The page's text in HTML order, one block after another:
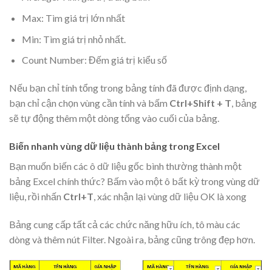
Max: Tìm giá trị lớn nhất
Min: Tìm giá trị nhỏ nhất.
Count Number: Đếm giá trị kiểu số
Nếu bạn chỉ tính tổng trong bảng tính đã được định dạng,
bạn chỉ cận chọn vùng cần tính và bấm Ctrl+Shift + T, bảng
sẽ tự động thêm một dòng tổng vào cuối của bảng.
Biến nhanh vùng dữ liệu thành bảng trong Excel
Bạn muốn biến các ô dữ liệu gốc bình thường thành một
bảng Excel chính thức? Bấm vào một ô bất kỳ trong vùng dữ
liệu, rồi nhấn Ctrl+T , xác nhận lại vùng dữ liệu OK là xong
Bảng cung cấp tất cả các chức năng hữu ích, tô màu các
dòng và thêm nút Filter. Ngoài ra, bảng cũng trông đẹp hơn.